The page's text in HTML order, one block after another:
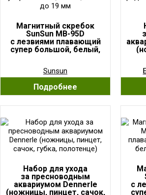
Магнитный скребок
SunSun MB-95D
с лезвиями плавающий
супер большой, белый,
Sunsun
Подробнее
Набор для ухода
за пресноводным
аквариумом Dennerle
(ножницы, пинцет, сачок,
с